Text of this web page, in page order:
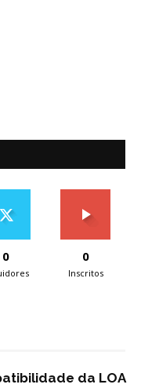
0 0
Inscritos
da LOA